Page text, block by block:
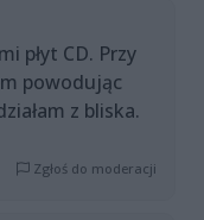
płyt CD. Przy
powodując
z bliska.
Zgłoś do moderacji